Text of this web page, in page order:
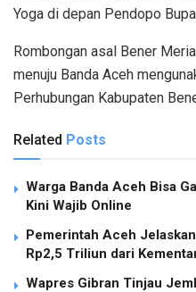
Yoga di depan Pendopo
Rombongan asal Bener
menuju Banda Aceh
Perhubungan Kabupaten
Related Posts
Warga Banda Aceh Bisa
Kini Wajib Online
Pemerintah Aceh
Rp2,5 Triliun dari
Wapres Gibran Tinjau